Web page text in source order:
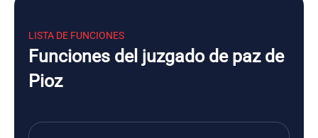
LISTA DE FUNCIONES
Funciones del juzgado de paz de
Pioz